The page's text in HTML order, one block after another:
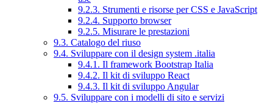
9.2.3. Strumenti e risorse per CSS e JavaScript
9.2.4. Supporto browser
9.2.5. Misurare le prestazioni
9.3. Catalogo del riuso
9.4. Sviluppare con il design system .italia
9.4.1. Il framework Bootstrap Italia
9.4.2. Il kit di sviluppo React
9.4.3. Il kit di sviluppo Angular
9.5. Sviluppare con i modelli di sito e servizi